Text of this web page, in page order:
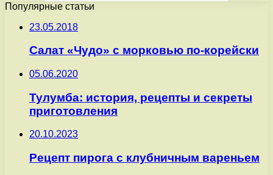
Популярные статьи
23.05.2018
Салат «Чудо» с морковью по-корейски
05.06.2020
Тулумба: история, рецепты и секреты
приготовления
20.10.2023
Рецепт пирога с клубничным вареньем